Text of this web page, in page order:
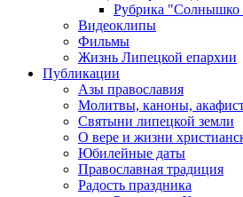
Рубрика "Солнышко
Видеоклипы
Фильмы
Жизнь Липецкой епархии
Публикации
Азы православия
Молитвы, каноны,
Святыни липецкой земли
О вере и жизни
Юбилейные даты
Православная традиция
Радость праздника